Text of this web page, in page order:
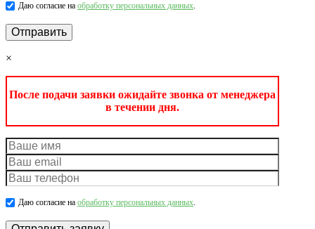
Даю согласие на обработку персональных данных.
×
После подачи заявки ожидайте звонка от менеджера
в течении дня.
Даю согласие на обработку персональных данных.